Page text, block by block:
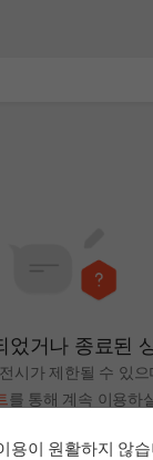
었거나 종료된
시가 제한될 수 있으
를 통해 계속 이용하
홈으로
용이 원활하지 않